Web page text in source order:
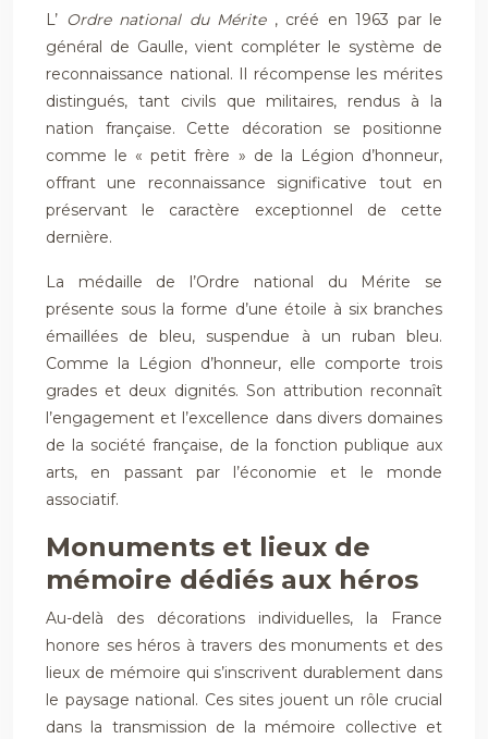
L’ Ordre national du Mérite , créé en 1963 par le
général de Gaulle, vient compléter le système de
reconnaissance national. Il récompense les mérites
distingués, tant civils que militaires, rendus à la
nation française. Cette décoration se positionne
comme le « petit frère » de la Légion d’honneur,
offrant une reconnaissance significative tout en
préservant le caractère exceptionnel de cette
dernière.
La médaille de l’Ordre national du Mérite se
présente sous la forme d’une étoile à six branches
émaillées de bleu, suspendue à un ruban bleu.
Comme la Légion d’honneur, elle comporte trois
grades et deux dignités. Son attribution reconnaît
l’engagement et l’excellence dans divers domaines
de la société française, de la fonction publique aux
arts, en passant par l’économie et le monde
associatif.
Monuments et lieux de
mémoire dédiés aux héros
Au-delà des décorations individuelles, la France
honore ses héros à travers des monuments et des
lieux de mémoire qui s’inscrivent durablement dans
le paysage national. Ces sites jouent un rôle crucial
dans la transmission de la mémoire collective et